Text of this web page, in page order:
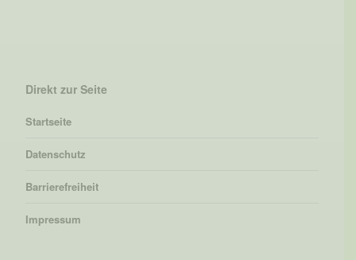
Direkt zur Seite
Startseite
Datenschutz
Barrierefreiheit
Impressum